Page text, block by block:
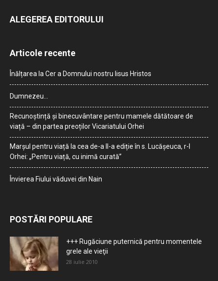
ALEGEREA EDITORULUI
Articole recente
Înălțarea la Cer a Domnului nostru Iisus Hristos
Dumnezeu…
Recunoștință și binecuvântare pentru mamele dătătoare de
viață – din partea preoților Vicariatului Orhei
Marșul pentru viață la cea de-a II-a ediție în s. Lucășeuca, r-l
Orhei: „Pentru viață, cu inimă curată”
Învierea Fiului văduvei din Nain
POSTĂRI POPULARE
+++ Rugăciune puternică pentru momentele
grele ale vieţii
28 iulie 2010